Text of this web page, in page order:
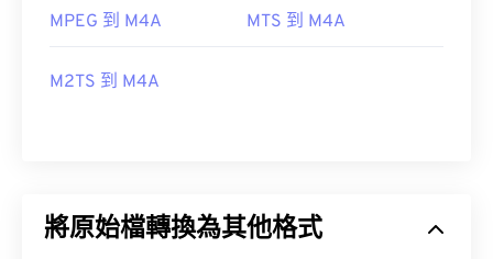
MPEG 到 M4A MTS 到 M4A
M2TS 到 M4A
將原始檔轉換為其他格式